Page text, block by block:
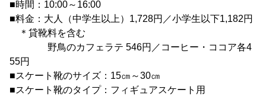
■時間：10:00～16:00
■料金：大人（中学生以上）1,728円／小学生以下1,182円
＊貸靴料を含む
野鳥のカフェラテ 546円／コーヒー・ココア各4
55円
■スケート靴のサイズ：15㎝～30㎝
■スケート靴のタイプ：フィギュアスケート用